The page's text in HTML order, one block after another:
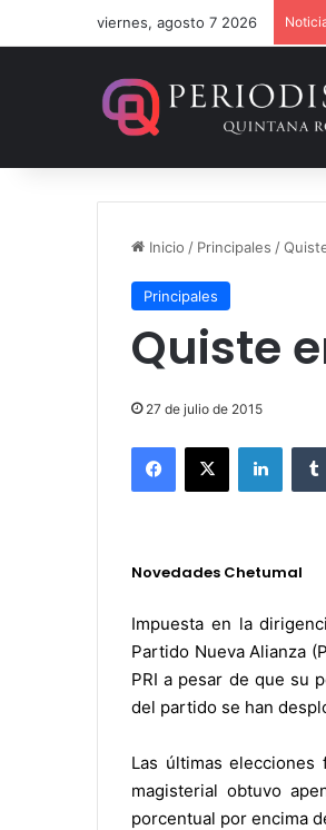
viernes, agosto 7 2026
Inicio / Principales /
Principales
Quiste
27 de julio de 2015
Facebook
X
Novedades Chetumal
Impuesta en la
Partido Nueva Alianza
PRI a pesar de que su
del partido se han
Las últimas
magisterial obtuvo
porcentual por encima